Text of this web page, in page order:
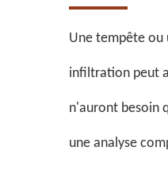
Une tempête
infiltration peut
n'auront besoin
une analyse